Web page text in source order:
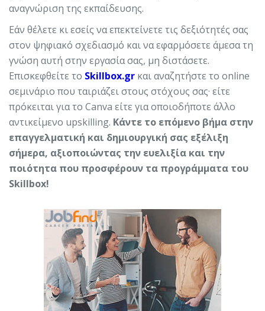
αναγνώριση της εκπαίδευσης.
Εάν θέλετε κι εσείς να επεκτείνετε τις δεξιότητές σας
στον ψηφιακό σχεδιασμό και να εφαρμόσετε άμεσα τη
γνώση αυτή στην εργασία σας, μη διστάσετε.
Επισκεφθείτε το Skillbox.gr και αναζητήστε το online
σεμινάριο που ταιριάζει στους στόχους σας· είτε
πρόκειται για το Canva είτε για οποιοδήποτε άλλο
αντικείμενο upskilling. Κάντε το επόμενο βήμα στην
επαγγελματική και δημιουργική σας εξέλιξη
σήμερα, αξιοποιώντας την ευελιξία και την
ποιότητα που προσφέρουν τα προγράμματα του
Skillbox!